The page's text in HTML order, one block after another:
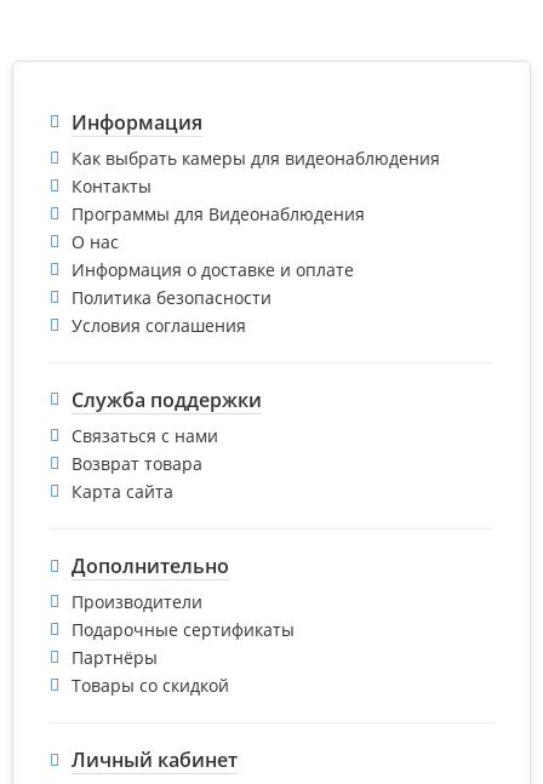
Информация
Как выбрать камеры для видеонаблюдения
Контакты
Программы для Видеонаблюдения
О нас
Информация о доставке и оплате
Политика безопасности
Условия соглашения
Служба поддержки
Связаться с нами
Возврат товара
Карта сайта
Дополнительно
Производители
Подарочные сертификаты
Партнёры
Товары со скидкой
Личный кабинет